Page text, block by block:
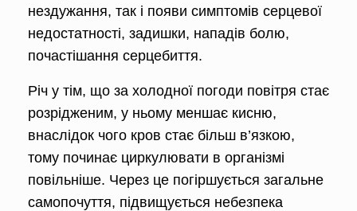
нездужання, так і появи симптомів серцевої
недостатності, задишки, нападів болю,
почастіша­ння серцебиття.
Річ у тім, що за холодної погоди повітря стає
розрідженим, у ньому меншає кисню,
внаслідок чого кров стає більш в’язкою,
тому починає циркулювати в організмі
повільні­ше. Через це погіршується загальне
самопочуття, підвищується небе­зпека